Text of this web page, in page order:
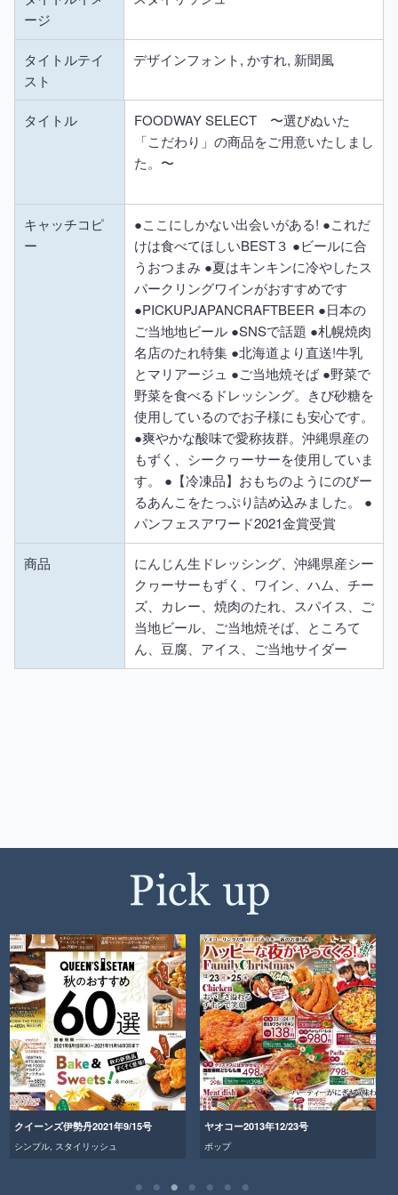
ージ
タイトルテイ
スト
デザインフォント, かすれ, 新聞風
タイトル
FOODWAY SELECT 〜選びぬいた
「こだわり」の商品をご用意いたしまし
た。〜
キャッチコピ
ー
●ここにしかない出会いがある! ●これだ
けは食べてほしいBEST３ ●ビールに合
うおつまみ ●夏はキンキンに冷やしたス
パークリングワインがおすすめです
●PICKUPJAPANCRAFTBEER ●日本の
ご当地地ビール ●SNSで話題 ●札幌焼肉
名店のたれ特集 ●北海道より直送!牛乳
とマリアージュ ●ご当地焼そば ●野菜で
野菜を食べるドレッシング。きび砂糖を
使用しているのでお子様にも安心です。
●爽やかな酸味で愛称抜群。沖縄県産の
もずく、シークヮーサーを使用していま
す。 ●【冷凍品】おもちのようにのびー
るあんこをたっぷり詰め込みました。 ●
パンフェスアワード2021金賞受賞
商品
にんじん生ドレッシング、沖縄県産シー
クヮーサーもずく、ワイン、ハム、チー
ズ、カレー、焼肉のたれ、スパイス、ご
当地ビール、ご当地焼そば、ところて
ん、豆腐、アイス、ご当地サイダー
クイーンズ伊勢丹2021年9/15号
シンプル, スタイリッシュ
ヤオコー2013年12/23号
ポップ